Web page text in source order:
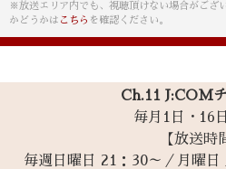
※放送エリア内でも、視聴頂けない場合がござ
かどうかは こちら を確認ください。
Ch.11 J:COM
毎月1日・16
【放送時
毎週日曜日 21：30～／月曜